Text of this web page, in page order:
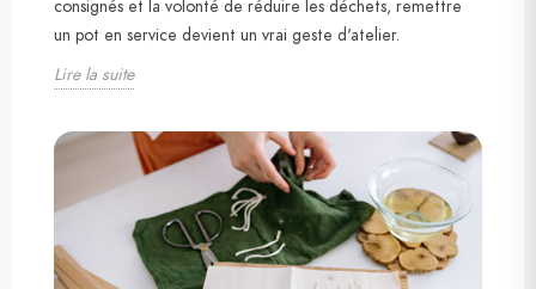
consignés et la volonté de réduire les déchets, remettre
un pot en service devient un vrai geste d'atelier.
Lire la suite